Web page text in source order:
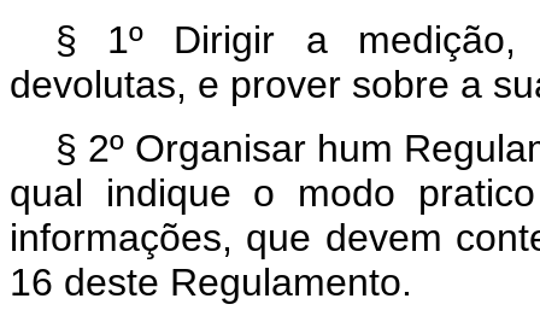
§ 1º Dirigir a medição,
devolutas, e prover sobre a
§ 2º Organisar hum
qual indique o modo
informações, que devem
16 deste Regulamento.